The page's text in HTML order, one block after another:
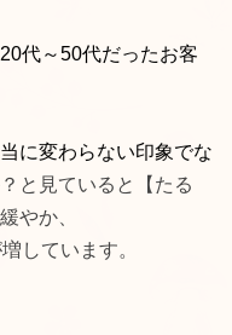
代～50代だったお客
に変わらない印象でな
と見ていると【たる
やか、
しています。